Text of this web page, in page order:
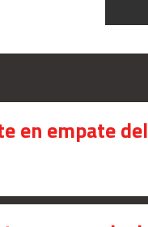
en empate